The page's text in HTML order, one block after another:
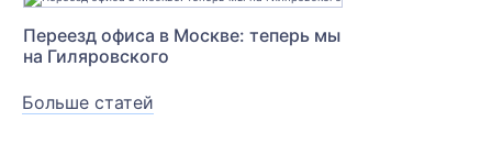
Переезд офиса в Москве: теперь мы
на Гиляровского
Больше статей